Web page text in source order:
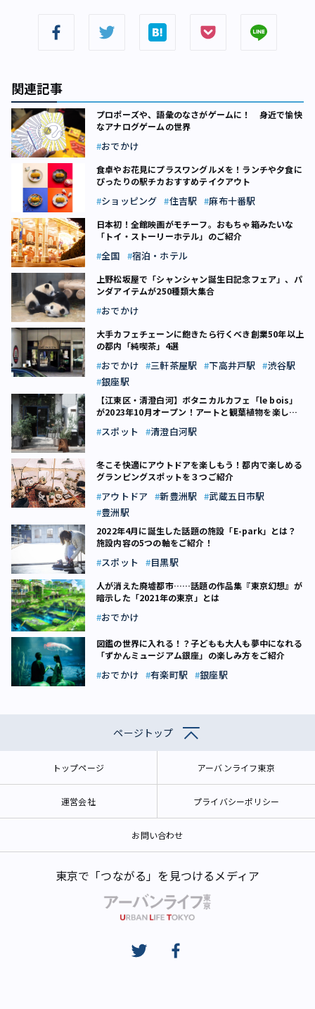
関連記事
プロポーズや、語彙のなさがゲームに！ 身近で愉快
なアナログゲームの世界
おでかけ
食卓やお花見にプラスワングルメを！ランチや夕食に
ぴったりの駅チカおすすめテイクアウト
ショッピング 住吉駅 麻布十番駅
日本初！全館映画がモチーフ。おもちゃ箱みたいな
「トイ・ストーリーホテル」のご紹介
全国 宿泊・ホテル
上野松坂屋で「シャンシャン誕生日記念フェア」、パ
ンダアイテムが250種類大集合
おでかけ
大手カフェチェーンに飽きたら行くべき創業50年以上
の都内「純喫茶」4選
おでかけ 三軒茶屋駅 下高井戸駅
渋谷駅
銀座駅
【江東区・清澄白河】ボタニカルカフェ「le bois」
が2023年10月オープン！アートと観葉植物を楽しも
スポット 清澄白河駅
冬こそ快適にアウトドアを楽しもう！都内で楽しめる
グランピングスポットを３つご紹介
アウトドア 新豊洲駅
武蔵五日市駅
豊洲駅
2022年4月に誕生した話題の施設「E-park」とは？
施設内容の5つの軸をご紹介！
スポット 目黒駅
人が消えた廃墟都市……話題の作品集『東京幻想』が
暗示した「2021年の東京」とは
おでかけ
図鑑の世界に入れる！？子どもも大人も夢中になれる
「ずかんミュージアム銀座」の楽しみ方をご紹介
おでかけ 有楽町駅 銀座駅
ページトップ
トップページ アーバンライフ東京
運営会社 プライバシーポリシー
お問い合わせ
東京で「つながる」を見つけるメディア